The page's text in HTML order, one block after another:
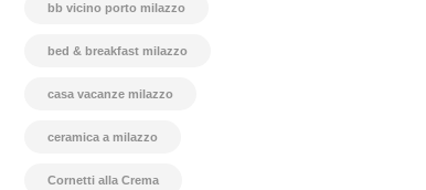
bb vicino porto milazzo
bed & breakfast milazzo
casa vacanze milazzo
ceramica a milazzo
Cornetti alla Crema